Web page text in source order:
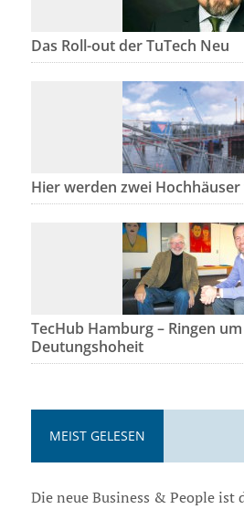
Das Roll-out der TuTech Neu
Hier werden zwei
TecHub Hamburg – Ringen
Deutungshoheit
MEIST GELESEN
Die neue Business & People ist